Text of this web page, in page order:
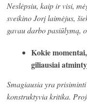
Neslėpsiu, kaip ir visi,
sveikino Jorį laimėjus,
gavau darbo pasiūlymą,
Kokie
giliausiai
Smagiausia yra
konstruktyvia kritika.